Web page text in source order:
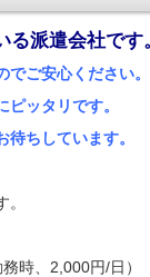
派遣会社です
ご安心ください。
ッタリです。
ちしています。
時、2,000円/日）